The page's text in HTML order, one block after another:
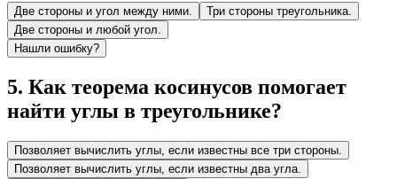
Две стороны и угол между ними.
Три стороны треугольника.
Две стороны и любой угол.
Нашли ошибку?
5. Как теорема косинусов помогает
найти углы в треугольнике?
Позволяет вычислить углы, если известны все три стороны.
Позволяет вычислить углы, если известны два угла.